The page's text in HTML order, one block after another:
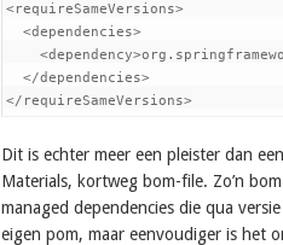
<requireSameVersions>
  <dependencies>
  </dependencies>
</requireSameVersions>
Dit is echter meer een pleister dan
Materials, kortweg bom-file. Zo’n
managed dependencies die qua
eigen pom, maar eenvoudiger is het